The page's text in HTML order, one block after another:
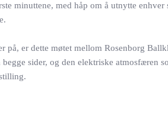
minuttene, med håp om å utnytte
på, er dette møtet mellom Rosenborg
sider, og den elektriske atmosfæren